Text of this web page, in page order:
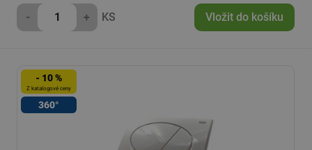
- + KS Vložit do košíku
- 10 %
Z katalogové ceny
360°